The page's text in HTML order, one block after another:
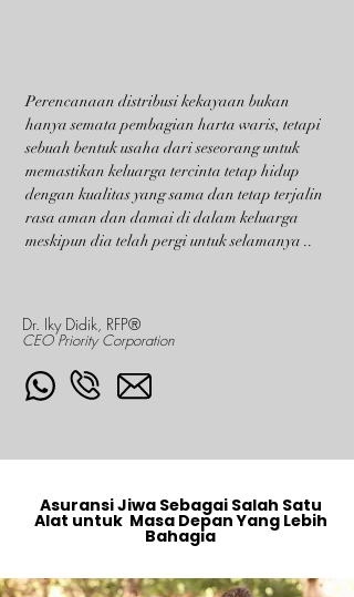
Perencanaan distribusi kekayaan bukan
hanya semata pembagian harta waris, tetapi
sebuah bentuk usaha dari seseorang untuk
memastikan keluarga tercinta tetap hidup
dengan kualitas yang sama dan tetap terjalin
rasa aman dan damai di dalam keluarga
meskipun dia telah pergi untuk selamanya ..
Dr. Iky Didik, RFP®
CEO Priority Corporation
Asuransi Jiwa Sebagai Salah Satu
Alat untuk Masa Depan Yang Lebih
Bahagia